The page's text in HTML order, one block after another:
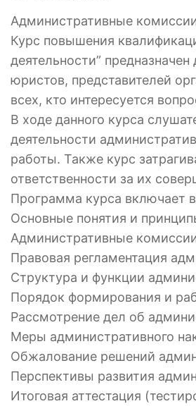
Административные
Курс повышения
деятельности”
юристов, представителей
всех, кто интересуется
В ходе данного курса
деятельности
работы. Также курс
ответственности за их
Программа курса включает
Основные понятия и
Административные
Правовая регламентация
Структура и функции
Порядок формирования и
Рассмотрение дел об
Меры административного
Обжалование решений
Перспективы развития
Итоговая аттестация